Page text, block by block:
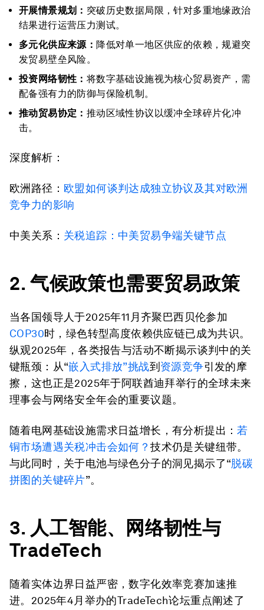
开展情景规划： 突破历史数据局限，针对多重地缘政治
结果进行运营压力测试。
多元化供应来源： 降低对单一地区供应的依赖，规避突
发贸易壁垒风险。
投资网络韧性： 将数字基础设施视为核心贸易资产，需
配备强有力的防御与保险机制。
推动贸易协定： 推动区域性协议以缓冲全球碎片化冲
击。
深度解析：
欧洲路径： 欧盟如何谈判达成独立协议及其对欧洲
竞争力的影响
中美关系： 关税追踪：中美贸易争端关键节点
2. 气候政策也需要贸易政策
当各国领导人于2025年11月齐聚巴西贝伦参加
COP30时，绿色转型高度依赖供应链已成为共识。
纵观2025年，各类报告与活动不断揭示谈判中的关
键瓶颈：从“嵌入式排放”挑战到 资源竞争引发的摩
擦，这也正是2025年于阿联酋迪拜举行的全球未来
理事会与网络安全年会的重要议题。
随着电网基础设施需求日益增长，有分析提出： 若
铜市场遭遇关税冲击会如何？技术仍是关键纽带。
与此同时，关于电池与绿色分子的洞见揭示了“脱碳
拼图的关键碎片”。
3. 人工智能、网络韧性与
TradeTech
随着实体边界日益严密，数字化效率竞赛加速推
进。2025年4月举办的TradeTech论坛重点阐述了